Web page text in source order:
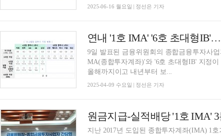
2025-06-16 월요일 | 정선은 기자
9일 발표된 금융위원회의 종합금융투자사
MA(종합투자계좌)'와 '6호 초대형IB' 지정
올해까지이고 내년부터 보...
2025-04-09 수요일 | 정선은 기자
지난 2017년 도입된 종합투자계좌(IMA) 1